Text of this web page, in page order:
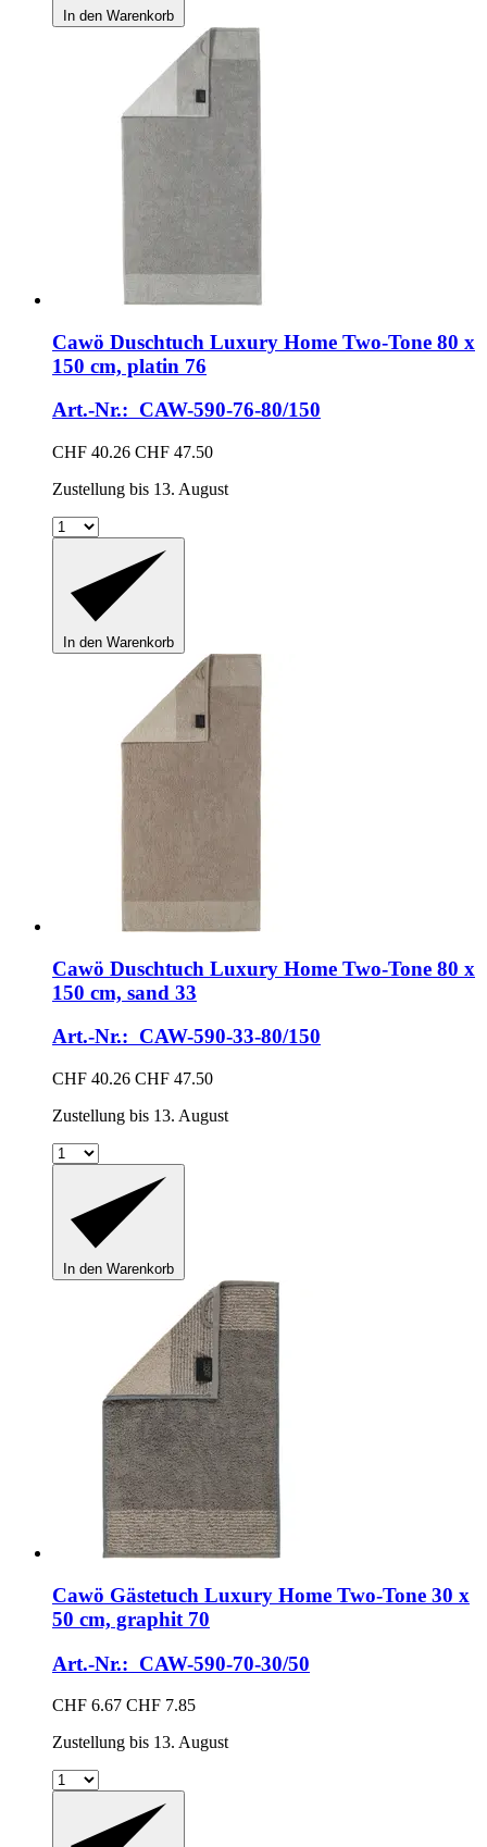
In den Warenkorb
Cawö Duschtuch Luxury Home Two-​Tone 80 x
150 cm, platin 76
Art.-Nr.: CAW-590-76-80/150
CHF 40.26 CHF 47.50
Zustellung bis 13. August
In den Warenkorb
Cawö Duschtuch Luxury Home Two-​Tone 80 x
150 cm, sand 33
Art.-Nr.: CAW-590-33-80/150
CHF 40.26 CHF 47.50
Zustellung bis 13. August
In den Warenkorb
Cawö Gästetuch Luxury Home Two-​Tone 30 x
50 cm, graphit 70
Art.-Nr.: CAW-590-70-30/50
CHF 6.67 CHF 7.85
Zustellung bis 13. August